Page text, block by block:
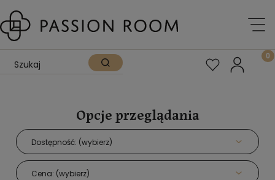
Opcje przeglądania
Dostępność: (wybierz)
Cena: (wybierz)